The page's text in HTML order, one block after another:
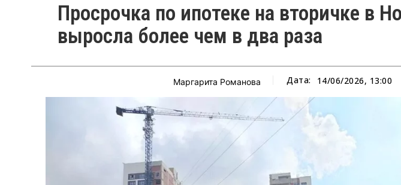
Просрочка по ипотеке на вторичке в
выросла более чем в два раза
Маргарита Романова Дата: 14/06/2026, 13:00